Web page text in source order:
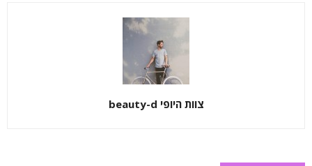
צוות היופי beauty-d